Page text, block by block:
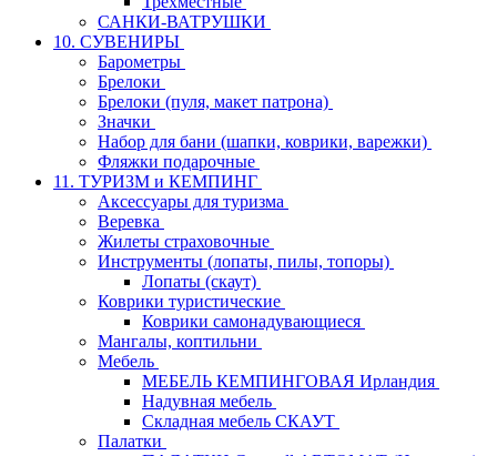
САНКИ-ВАТРУШКИ
10. СУВЕНИРЫ
Барометры
Брелоки
Брелоки (пуля, макет патрона)
Значки
Набор для бани (шапки, коврики, варежки)
Фляжки подарочные
11. ТУРИЗМ и КЕМПИНГ
Аксессуары для туризма
Веревка
Жилеты страховочные
Инструменты (лопаты, пилы, топоры)
Лопаты (скаут)
Коврики туристические
Коврики самонадувающиеся
Мангалы, коптильни
Мебель
МЕБЕЛЬ КЕМПИНГОВАЯ Ирландия
Надувная мебель
Складная мебель СКАУТ
Палатки